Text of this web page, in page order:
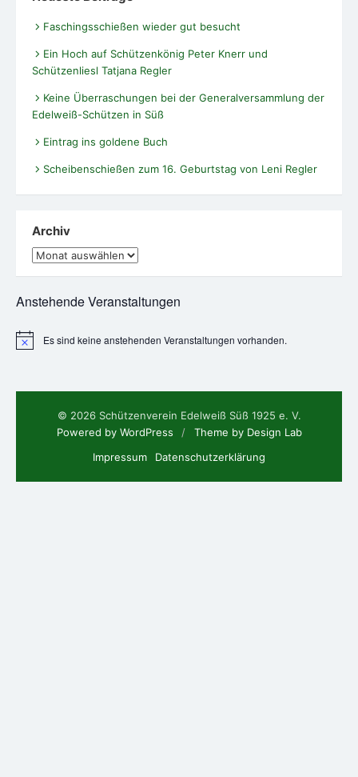
Faschingsschießen wieder gut besucht
Ein Hoch auf Schützenkönig Peter Knerr und
Schützenliesl Tatjana Regler
Keine Überraschungen bei der Generalversammlung der
Edelweiß-Schützen in Süß
Eintrag ins goldene Buch
Scheibenschießen zum 16. Geburtstag von Leni Regler
Archiv
Archiv
Anstehende Veranstaltungen
HinweisEs sind keine anstehenden Veranstaltungen vorhanden.
© 2026 Schützenverein Edelweiß Süß 1925 e. V.
Powered by WordPress
/
Theme by Design Lab
Impressum
Datenschutzerklärung